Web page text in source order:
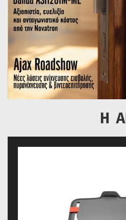
Η